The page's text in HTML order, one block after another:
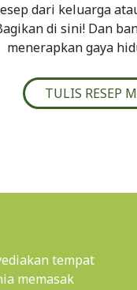
dari keluarga
di sini! Dan
menerapkan gaya
TULIS RESEP
tempat
memasak